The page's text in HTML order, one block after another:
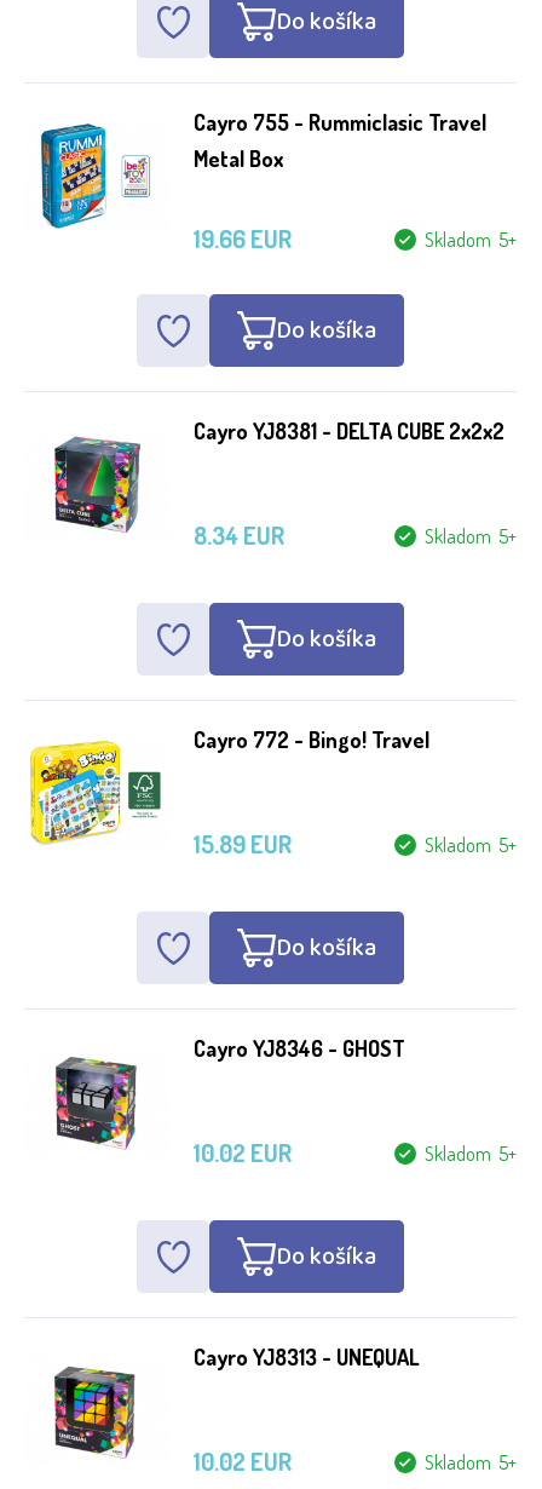
Do košíka
Cayro 755 - Rummiclasic Travel
Metal Box
Skladom 5+
19.66 EUR
Do košíka
Cayro YJ8381 - DELTA CUBE 2x2x2
Skladom 5+
8.34 EUR
Do košíka
Cayro 772 - Bingo! Travel
Skladom 5+
15.89 EUR
Do košíka
Cayro YJ8346 - GHOST
Skladom 5+
10.02 EUR
Do košíka
Cayro YJ8313 - UNEQUAL
Skladom 5+
10.02 EUR